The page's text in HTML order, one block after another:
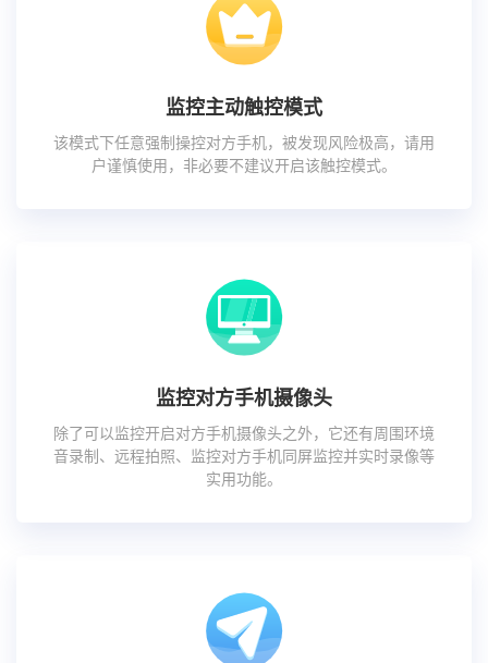
监控主动触控模式
该模式下任意强制操控对方手机，被发现风险极高，请用
户谨慎使用，非必要不建议开启该触控模式。
监控对方手机摄像头
除了可以监控开启对方手机摄像头之外，它还有周围环境
音录制、远程拍照、监控对方手机同屏监控并实时录像等
实用功能。